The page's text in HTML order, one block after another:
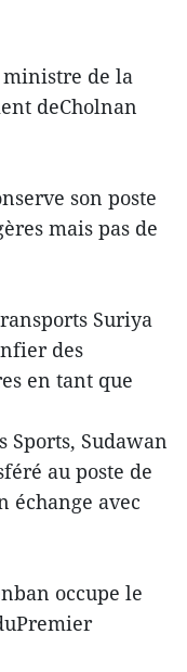
ministre de la
deCholnan
son poste
mais pas de
Suriya
des
en tant que
Sports, Sudawan
au poste de
échange avec
occupe le